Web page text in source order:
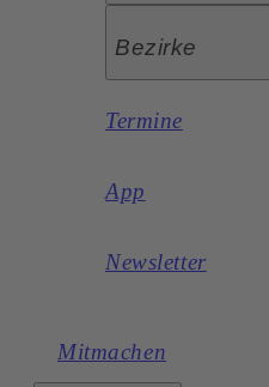
Bezirke
Termine
App
Newsletter
Mitmachen